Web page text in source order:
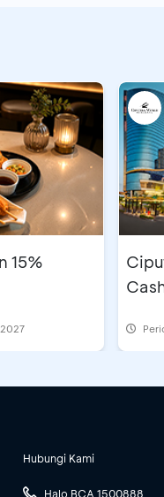
15%
2027
Hubungi Kami
Halo BCA 1500888